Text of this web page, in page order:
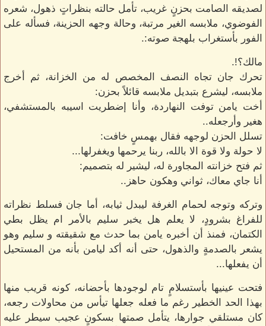
لصديقه الصامت بحزنٍ غريب، تأمل حالته بنظراتٍ ذهول، شعره
الفوضوي، ملابسه الغير مرتبة، وحالة وجهه الحزينة، فسأله على
الفور بأستغراب بلهجة صوته:.
مالك؟!.
تحرك جان تجاه النصف المخصص له من الخزانة، ثم أخرج
ملابسه، ليشرع بتبديل ملابسه قائلاً بحزن:
أخت يامن توفت النهاردة، وأنا إضطريت اسيبه بالمستشفي،
هغير وأرجعله..
تسلل الحزن لوجهه فقال بهمسٍ خافت:
لا حولة ولا قوة الا بالله، ربنا يرحمها ويغفرلها...
ثم فتح خزانته المجاورة له، ليشير له بتصميم:
أنا جاي معاك، ثواني وهكون حاهز..
وتركه وتوجه لحمام الغرفة ليبدل ثيابه، أما جان فسلط نظراته
للفراغ بشرودٍ، لا يعلم هل يخبر سليم بالأمر ام يظل بطي
الكتمان، فمنذ أن أخبره يامن بما حدث مع شقيقته و سليم وهو
يشعر بالصدمةٍ والذهول، حتى أنه أكد ليامن بأنه من المستحيل
أن يفعلها...
فتحت عينيها بأستسلامٍ تام لوجودها بأحضانه، كونه قريب منها
بهذا الحد الخطير رغم ما فعله جعلها تيأس من محاولات رجعه،
كان مستلقي جوارها، يتأمل صمتها بسكونٍ عجيب سيطر عليه